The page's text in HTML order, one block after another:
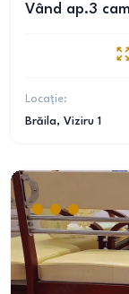
Vând ap.3
Locație:
Brăila, Viziru 1